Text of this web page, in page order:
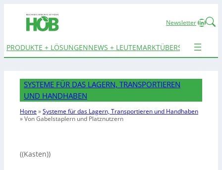
Newsletter
PRODUKTE + LÖSUNGENNEWS + LEUTEMARKTÜBERSICHTEN
SYSTEME FÜR DAS LAGERN, TRANSPORTIEREN
UND HANDHABEN
Home»Systeme für das Lagern, Transportieren und Handhaben
»Von Gabelstaplern und Platznutzern
((Kasten))